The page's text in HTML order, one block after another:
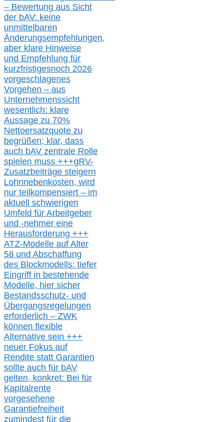
– Bewertung aus Sicht
der bAV: keine
unmittelbaren
Änderungsempfehlungen,
aber klare Hinweise
und Empfehlung für
kurzfristigesnoch 2026
vorgeschlagenes
Vorgehen – aus
Unternehmenssicht
wesentlich: klare
Aussage zu 70%
Nettoersatzquote zu
begrüßen; klar, dass
auch bAV zentrale Rolle
spielen muss +++gRV-
Zusatzbeiträge steigern
Lohnnebenkosten, wird
nur teilkompensiert – im
aktuell schwierigen
Umfeld für Arbeitgeber
und -nehmer eine
Herausforderung +++
ATZ-Modelle auf Alter
58 und Abschaffung
des Blockmodells: tiefer
Eingriff in bestehende
Modelle, hier sicher
Bestandsschutz- und
Übergangsregelungen
erforderlich – ZWK
können flexible
Alternative sein +++
neuer Fokus auf
Rendite statt Garantien
sollte auch für bAV
gelten, konkret: Bei für
Kapitalrente
vorgesehene
Garantiefreiheit
zumindest für die